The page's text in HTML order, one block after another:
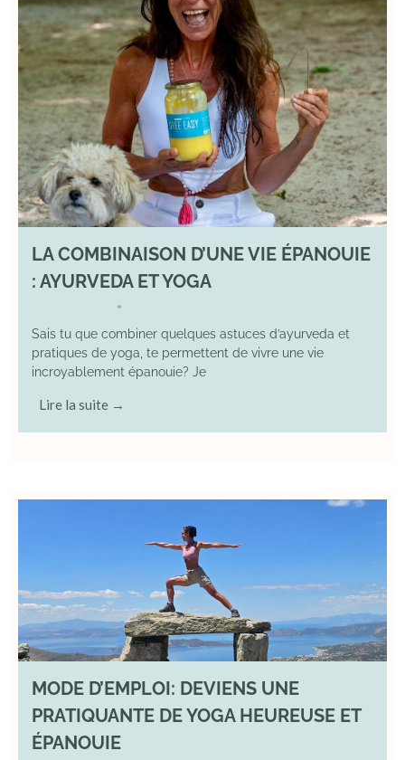
LA COMBINAISON D’UNE VIE ÉPANOUIE
: AYURVEDA ET YOGA
•
Sais tu que combiner quelques astuces d’ayurveda et
pratiques de yoga, te permettent de vivre une vie
incroyablement épanouie? Je
Lire la suite →
MODE D’EMPLOI: DEVIENS UNE
PRATIQUANTE DE YOGA HEUREUSE ET
ÉPANOUIE